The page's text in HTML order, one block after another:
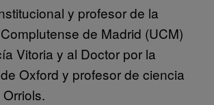
y profesor de la
de Madrid (UCM)
Vitoria y al Doctor por la
Oxford y profesor de ciencia